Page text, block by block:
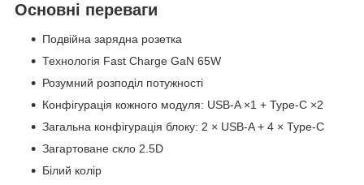
Основні переваги
Подвійна зарядна розетка
Технологія Fast Charge GaN 65W
Розумний розподіл потужності
Конфігурація кожного модуля: USB-A ×1 + Type-C ×2
Загальна конфігурація блоку: 2 × USB-A + 4 × Type-C
Загартоване скло 2.5D
Білий колір